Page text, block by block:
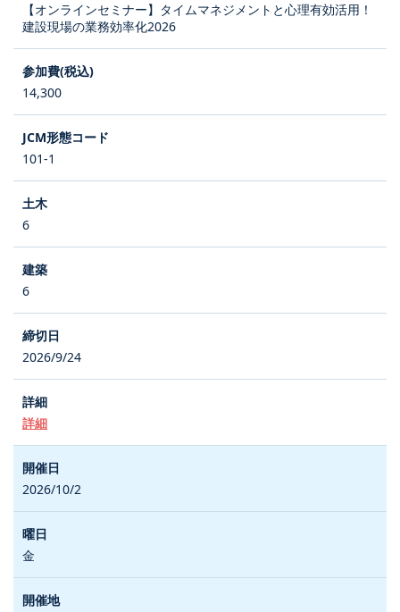
【オンラインセミナー】タイムマネジメントと心理有効活用！
建設現場の業務効率化2026
14,300
101-1
6
6
2026/9/24
詳細
2026/10/2
金